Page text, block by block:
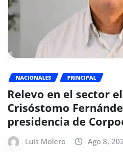
NACIONALES PRINCIPAL
Relevo en el sector
Crisóstomo
presidencia de
Luis Molero Ago 8,